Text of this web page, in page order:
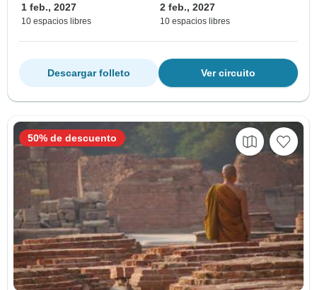
1 feb., 2027
10 espacios libres
2 feb., 2027
10 espacios libres
Ver circuito
Descargar folleto
50% de descuento